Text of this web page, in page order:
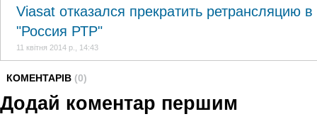
Viasat отказался прекратить ретрансляцию
"Россия РТР"
11 квітня 2014 р., 14:43
КОМЕНТАРІВ (0)
Додай коментар першим